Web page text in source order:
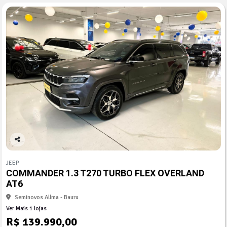
Co
arti
lhe
JEEP
COMMANDER 1.3 T270 TURBO FLEX OVERLAND
AT6
Seminovos Allma - Bauru
Ver Mais 1 lojas
R$ 139.990,00